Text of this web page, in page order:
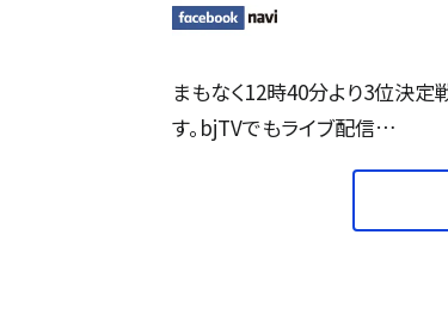
まもなく12時40分より3位決定
す。bjTVでもライブ配信…